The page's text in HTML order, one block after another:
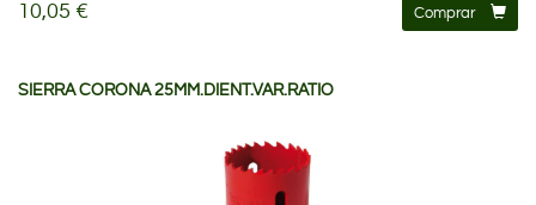
10,05 € Comprar
SIERRA CORONA 25MM.DIENT.VAR.RATIO